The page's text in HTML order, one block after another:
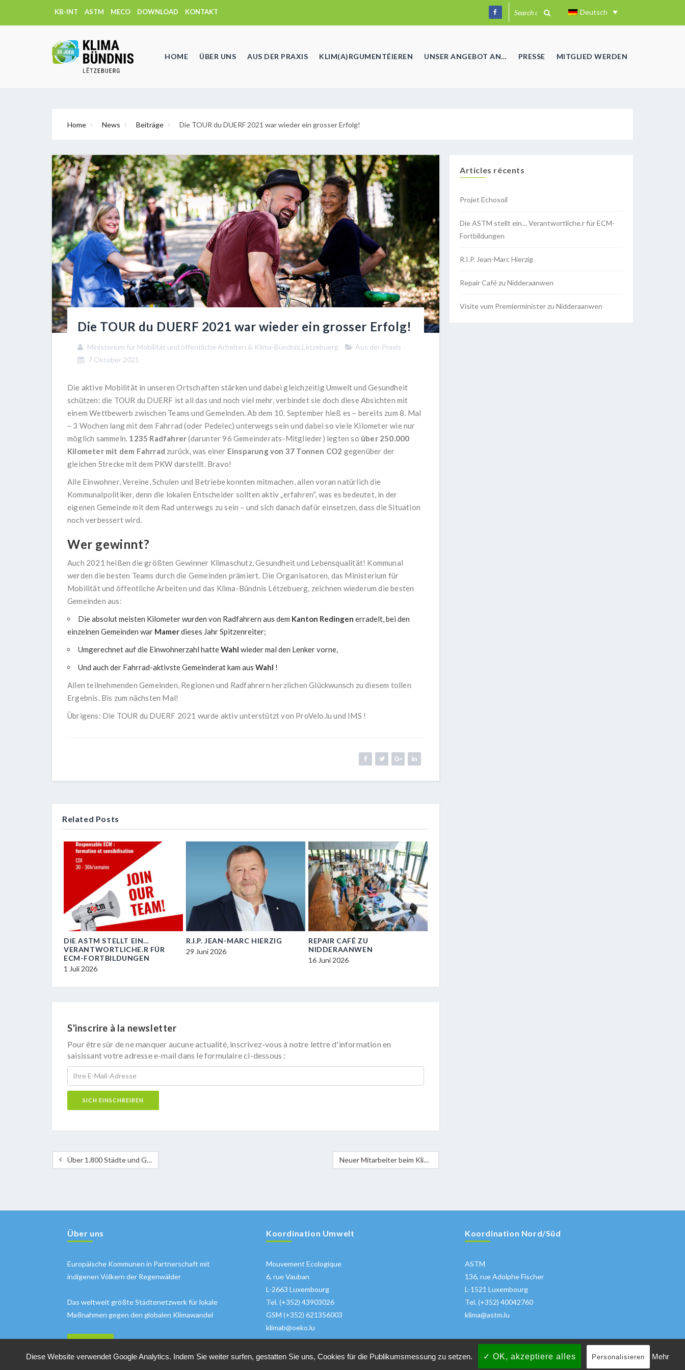
KB-INT ASTM MECO DOWNLOAD KONTAKT Deutsch
HOME ÜBER UNS AUS DER PRAXIS KLIM(A)RGUMENTÉIEREN UNSER ANGEBOT AN… PRESSE MITGLIED WERDEN
Home News Beiträge Die TOUR du DUERF 2021 war wieder ein grosser Erfolg!
Die TOUR du DUERF 2021 war wieder ein grosser Erfolg!
Ministerium für Mobilität und öffentliche Arbeiten & Klima-Bündnis Lëtzebuerg
Aus der Praxis
7 Oktober 2021
Die aktive Mobilität in unseren Ortschaften stärken und dabei gleichzeitig Umwelt und Gesundheit
schützen: die TOUR du DUERF ist all das und noch viel mehr, verbindet sie doch diese Absichten mit
einem Wettbewerb zwischen Teams und Gemeinden. Ab dem 10. September hieß es – bereits zum 8. Mal
– 3 Wochen lang mit dem Fahrrad (oder Pedelec) unterwegs sein und dabei so viele Kilometer wie nur
möglich sammeln. 1235 Radfahrer(darunter 96 Gemeinderats-Mitglieder) legten so über 250.000
Kilometer mit dem Fahrrad zurück, was einer Einsparung von 37 Tonnen CO2 gegenüber der
gleichen Strecke mit dem PKW darstellt. Bravo!
Alle Einwohner, Vereine, Schulen und Betriebe konnten mitmachen, allen voran natürlich die
Kommunalpolitiker, denn die lokalen Entscheider sollten aktiv „erfahren“, was es bedeutet, in der
eigenen Gemeinde mit dem Rad unterwegs zu sein – und sich danach dafür einsetzen, dass die Situation
noch verbessert wird.
Wer gewinnt?
Auch 2021 heißen die größten Gewinner Klimaschutz, Gesundheit und Lebensqualität! Kommunal
werden die besten Teams durch die Gemeinden prämiert. Die Organisatoren, das Ministerium für
Mobilität und öffentliche Arbeiten und das Klima-Bündnis Lëtzebuerg, zeichnen wiederum die besten
Gemeinden aus:
Die absolut meisten Kilometer wurden von Radfahrern aus dem Kanton Redingen erradelt, bei den
einzelnen Gemeinden war Mamerdieses Jahr Spitzenreiter;
Umgerechnet auf die Einwohnerzahl hatteWahl wieder mal den Lenker vorne,
Und auch der Fahrrad-aktivste Gemeinderat kam aus Wahl !
Allen teilnehmenden Gemeinden, Regionen und Radfahrern herzlichen Glückwunsch zu diesem tollen
Ergebnis. Bis zum nächsten Mal!
Übrigens: Die TOUR du DUERF 2021 wurde aktiv unterstützt von ProVelo.lu und IMS !
Related Posts
DIE ASTM STELLT EIN…
VERANTWORTLICHE.R FÜR
ECM-FORTBILDUNGEN
1 Juli 2026
R.I.P. JEAN-MARC HIERZIG
29 Juni 2026
REPAIR CAFÉ ZU
NIDDERAANWEN
16 Juni 2026
S'inscrire à la newsletter
Pour être sûr de ne manquer aucune actualité, inscrivez-vous à notre lettre d'information en
saisissant votre adresse e-mail dans le formulaire ci-dessous :
Über 1.800 Städte und Gemeinden setzen Zeichen für mehr Klimaschutz Neuer Mitarbeiter beim Klima-Bündnis Luxemburg
Articles récents
Projet Echosoil
Die ASTM stellt ein… Verantwortliche.r für ECM-
Fortbildungen
R.I.P. Jean-Marc Hierzig
Repair Café zu Nidderaanwen
Visite vum Premierminister zu Nidderaanwen
Über uns
Europäische Kommunen in Partnerschaft mit
indigenen Völkern der Regenwälder
Das weltweit größte Städtenetzwerk für lokale
Maßnahmen gegen den globalen Klimawandel
Koordination Umwelt
Mouvement Ecologique
6, rue Vauban
L-2663 Luxembourg
Tel. (+352) 43903026
GSM (+352) 621356003
klimab@oeko.lu
Koordination Nord/Süd
ASTM
136, rue Adolphe Fischer
L-1521 Luxembourg
Tel. (+352) 40042760
klima@astm.lu
Diese Website verwendet Google Analytics. Indem Sie weiter surfen, gestatten Sie uns, Cookies für die Publikumsmessung zu setzen. ✓ OK, akzeptiere alles Personalisieren Mehr